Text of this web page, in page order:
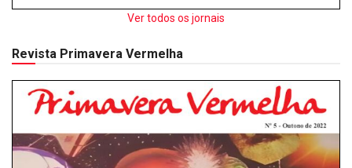
Ver todos os jornais
Revista Primavera Vermelha